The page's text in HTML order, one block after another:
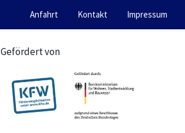
Anfahrt Kontakt Impressum
Gefördert von